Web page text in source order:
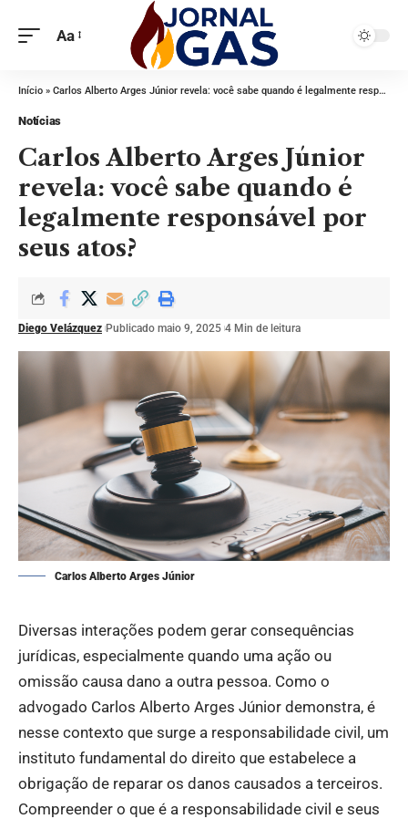
Aa
Início » Carlos Alberto Arges Júnior revela: você sabe quando é legalmente responsável por seus atos?
Notícias
Carlos Alberto Arges Júnior
revela: você sabe quando é
legalmente responsável por
seus atos?
Diego Velázquez Publicado maio 9, 2025 4 Min de leitura
Carlos Alberto Arges Júnior
Diversas interações podem gerar consequências
jurídicas, especialmente quando uma ação ou
omissão causa dano a outra pessoa. Como o
advogado Carlos Alberto Arges Júnior demonstra, é
nesse contexto que surge a responsabilidade civil, um
instituto fundamental do direito que estabelece a
obrigação de reparar os danos causados a terceiros.
Compreender o que é a responsabilidade civil e seus